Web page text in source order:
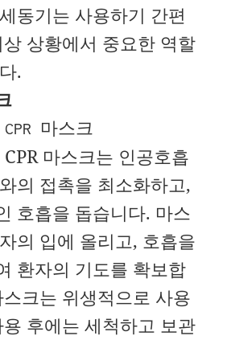
동기는 사용하기 간편
상황에서 중요한 역할
.
CPR 마스크
CPR 마스크는 인공호흡
의 접촉을 최소화하고,
호흡을 돕습니다. 마스
의 입에 올리고, 호흡을
환자의 기도를 확보합
크는 위생적으로 사용
후에는 세척하고 보관